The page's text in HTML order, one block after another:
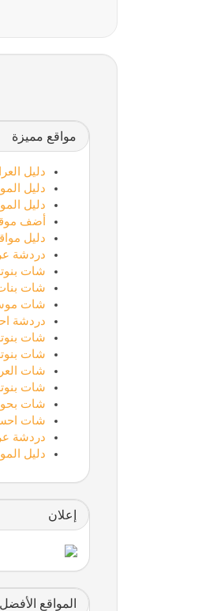
افضل مواقع التوظيف
جامعة المعارف
مواقع مميزة
دليل
دليل
دليل
أضف
دليل
دردشة
شات
شات
شات
دردشة
شات
شات
شات
شات
شات
شات
دردشة
دليل
إعلان
المواقع